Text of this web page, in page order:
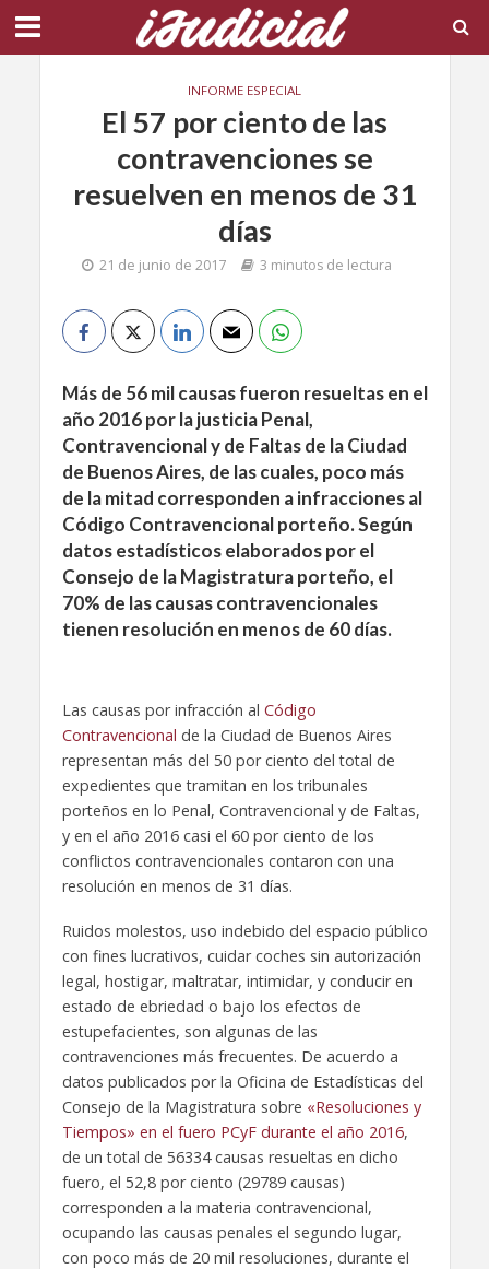
INFORME ESPECIAL
El 57 por ciento de las
contravenciones se
resuelven en menos de 31
días
21 de junio de 2017 3 minutos de lectura
Más de 56 mil causas fueron resueltas en el
año 2016 por la justicia Penal,
Contravencional y de Faltas de la Ciudad
de Buenos Aires, de las cuales, poco más
de la mitad corresponden a infracciones al
Código Contravencional porteño. Según
datos estadísticos elaborados por el
Consejo de la Magistratura porteño, el
70% de las causas contravencionales
tienen resolución en menos de 60 días.
Las causas por infracción al Código
Contravencional de la Ciudad de Buenos Aires
representan más del 50 por ciento del total de
expedientes que tramitan en los tribunales
porteños en lo Penal, Contravencional y de Faltas,
y en el año 2016 casi el 60 por ciento de los
conflictos contravencionales contaron con una
resolución en menos de 31 días.
Ruidos molestos, uso indebido del espacio público
con fines lucrativos, cuidar coches sin autorización
legal, hostigar, maltratar, intimidar, y conducir en
estado de ebriedad o bajo los efectos de
estupefacientes, son algunas de las
contravenciones más frecuentes. De acuerdo a
datos publicados por la Oficina de Estadísticas del
Consejo de la Magistratura sobre «Resoluciones y
Tiempos» en el fuero PCyF durante el año 2016,
de un total de 56334 causas resueltas en dicho
fuero, el 52,8 por ciento (29789 causas)
corresponden a la materia contravencional,
ocupando las causas penales el segundo lugar,
con poco más de 20 mil resoluciones, durante el